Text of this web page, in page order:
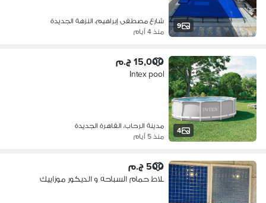
9
شارع مصطفى إبراهيم، النزهة الجديدة
منذ 4 أيام
4
15,000 ج.م
Intex pool
مدينة الرحاب، القاهرة الجديدة
منذ 5 أيام
500 ج.م
بلاط حمام السباحه و الديكور موزاييك